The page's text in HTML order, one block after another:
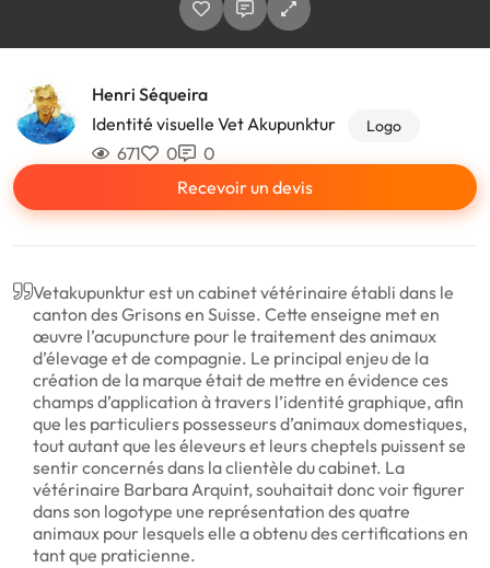
Henri Séqueira
Identité visuelle Vet Akupunktur
Logo
671 0
0
Recevoir un devis
Vetakupunktur est un cabinet vétérinaire établi dans le
canton des Grisons en Suisse. Cette enseigne met en
œuvre l’acupuncture pour le traitement des animaux
d’élevage et de compagnie. Le principal enjeu de la
création de la marque était de mettre en évidence ces
champs d’application à travers l’identité graphique, afin
que les particuliers possesseurs d’animaux domestiques,
tout autant que les éleveurs et leurs cheptels puissent se
sentir concernés dans la clientèle du cabinet. La
vétérinaire Barbara Arquint, souhaitait donc voir figurer
dans son logotype une représentation des quatre
animaux pour lesquels elle a obtenu des certifications en
tant que praticienne.